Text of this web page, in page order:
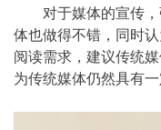
对于媒体的宣传
体也做得不错，同时
阅读需求，建议传统
为传统媒体仍然具有